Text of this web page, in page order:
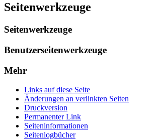
Seitenwerkzeuge
Seitenwerkzeuge
Benutzerseitenwerkzeuge
Mehr
Links auf diese Seite
Änderungen an verlinkten Seiten
Druckversion
Permanenter Link
Seiten­informationen
Seitenlogbücher